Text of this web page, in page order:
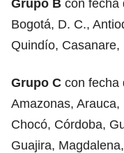
Grupo B con fecha
Bogotá, D. C.,
Quindío, Casanare,
Grupo C con fecha
Amazonas,
Chocó, Córdoba,
Guajira,